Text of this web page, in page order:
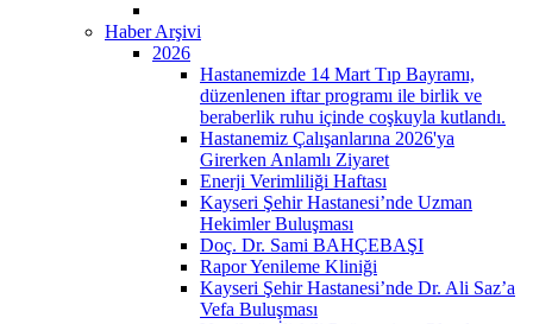
Haber Arşivi
2026
Hastanemizde 14 Mart Tıp Bayramı,
düzenlenen iftar programı ile birlik ve
beraberlik ruhu içinde coşkuyla kutlandı.
Hastanemiz Çalışanlarına 2026'ya
Girerken Anlamlı Ziyaret
Enerji Verimliliği Haftası
Kayseri Şehir Hastanesi’nde Uzman
Hekimler Buluşması
Doç. Dr. Sami BAHÇEBAŞI
Rapor Yenileme Kliniği
Kayseri Şehir Hastanesi’nde Dr. Ali Saz’a
Vefa Buluşması